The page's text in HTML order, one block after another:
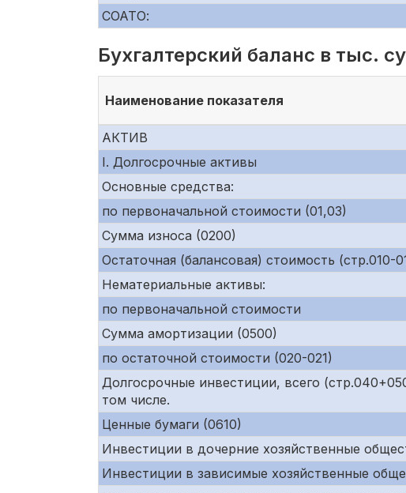
СОАТО:
Бухгалтерский баланс в тыс.
Наименование показателя
АКТИВ
I. Долгосрочные активы
Основные средства:
по первоначальной стоимости (01,03)
Сумма износа (0200)
Остаточная (балансовая) стоимость (стр.010-
Нематериальные активы:
по первоначальной стоимости
Сумма амортизации (0500)
по остаточной стоимости (020-021)
Долгосрочные инвестиции, всего
том числе.
Ценные бумаги (0610)
Инвестиции в дочерние хозяйственные
Инвестиции в зависимые хозяйственные